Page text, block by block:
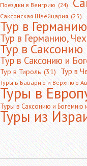
Поездки в Венгрию (24)
Саксонская Швейцария (25)
Тур в Германию
Тур в Германию,
Тур в
Тур в Саксонию и
Тур в Тироль (31) Тур в
Туры в Баварию и Верхнюю
Туры в
Туры в Саксонию и Богемию
Туры из